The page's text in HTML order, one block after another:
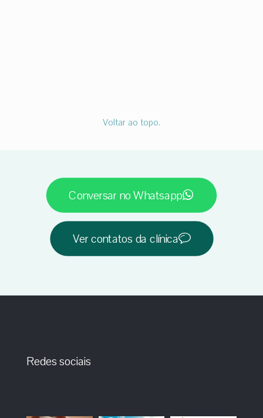
Voltar ao topo.
Conversar no Whatsapp
Ver contatos da clínica
Redes sociais